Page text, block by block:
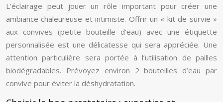
L’éclairage peut jouer un rôle important pour créer une
ambiance chaleureuse et intimiste. Offrir un « kit de survie »
aux convives (petite bouteille d’eau) avec une étiquette
personnalisée est une délicatesse qui sera appréciée. Une
attention particulière sera portée à l’utilisation de pailles
biodégradables. Prévoyez environ 2 bouteilles d’eau par
convive pour éviter la déshydratation.